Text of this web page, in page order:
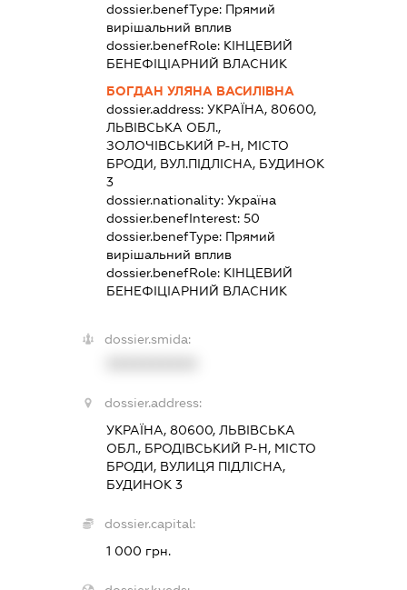
dossier.benefType: Прямий
вирішальний вплив
dossier.benefRole: КІНЦЕВИЙ
БЕНЕФІЦІАРНИЙ ВЛАСНИК
БОГДАН УЛЯНА ВАСИЛІВНА
dossier.address:УКРАЇНА, 80600,
ЛЬВІВСЬКА ОБЛ.,
ЗОЛОЧІВСЬКИЙ Р-Н, МІСТО
БРОДИ, ВУЛ.ПІДЛІСНА, БУДИНОК
3
dossier.nationality:Україна
dossier.benefInterest:50
dossier.benefType: Прямий
вирішальний вплив
dossier.benefRole: КІНЦЕВИЙ
БЕНЕФІЦІАРНИЙ ВЛАСНИК
dossier.smida:
dossier.address:
УКРАЇНА, 80600, ЛЬВІВСЬКА
ОБЛ., БРОДІВСЬКИЙ Р-Н, МІСТО
БРОДИ, ВУЛИЦЯ ПІДЛІСНА,
БУДИНОК 3
dossier.capital:
1 000 грн.